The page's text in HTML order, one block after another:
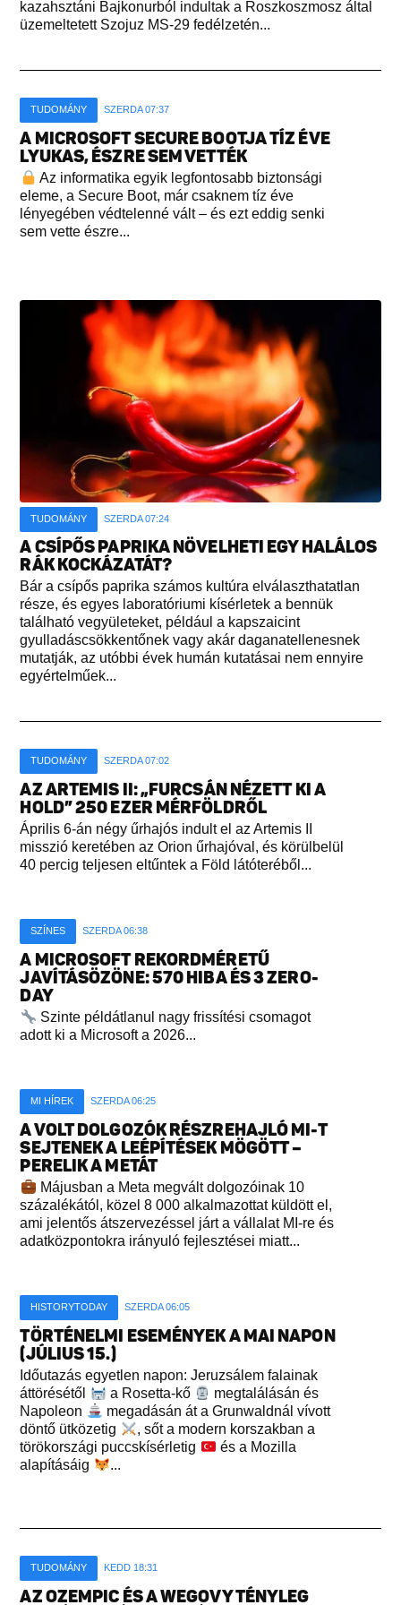
kazahsztáni Bajkonurból indultak a Roszkoszmosz által
üzemeltetett Szojuz MS-29 fedélzetén...
TUDOMÁNY SZERDA 07:37
A MICROSOFT SECURE BOOTJA TÍZ ÉVE
LYUKAS, ÉSZRE SEM VETTÉK
Az informatika egyik legfontosabb biztonsági
eleme, a Secure Boot, már csaknem tíz éve
lényegében védtelenné vált – és ezt eddig senki
sem vette észre...
TUDOMÁNY SZERDA 07:24
A CSÍPŐS PAPRIKA NÖVELHETI EGY HALÁLOS
RÁK KOCKÁZATÁT?
Bár a csípős paprika számos kultúra elválaszthatatlan
része, és egyes laboratóriumi kísérletek a bennük
található vegyületeket, például a kapszaicint
gyulladáscsökkentőnek vagy akár daganatellenesnek
mutatják, az utóbbi évek humán kutatásai nem ennyire
egyértelműek...
TUDOMÁNY SZERDA 07:02
AZ ARTEMIS II: „FURCSÁN NÉZETT KI A
HOLD” 250 EZER MÉRFÖLDRŐL
Április 6-án négy űrhajós indult el az Artemis II
misszió keretében az Orion űrhajóval, és körülbelül
40 percig teljesen eltűntek a Föld látóteréből...
SZÍNES SZERDA 06:38
A MICROSOFT REKORDMÉRETŰ
JAVÍTÁSÖZÖNE: 570 HIBA ÉS 3 ZERO-
DAY
Szinte példátlanul nagy frissítési csomagot
adott ki a Microsoft a 2026...
MI HÍREK SZERDA 06:25
A VOLT DOLGOZÓK RÉSZREHAJLÓ MI-T
SEJTENEK A LEÉPÍTÉSEK MÖGÖTT –
PERELIK A METÁT
Májusban a Meta megvált dolgozóinak 10
százalékától, közel 8 000 alkalmazottat küldött el,
ami jelentős átszervezéssel járt a vállalat MI-re és
adatközpontokra irányuló fejlesztései miatt...
HISTORYTODAY SZERDA 06:05
TÖRTÉNELMI ESEMÉNYEK A MAI NAPON
(JÚLIUS 15.)
Időutazás egyetlen napon: Jeruzsálem falainak
áttörésétől
a Rosetta-kő
megtalálásán és
Napoleon
megadásán át a Grunwaldnál vívott
döntő ütközetig
, sőt a modern korszakban a
törökországi puccskísérletig
és a Mozilla
alapításáig
...
TUDOMÁNY KEDD 18:31
AZ OZEMPIC ÉS A WEGOVY TÉNYLEG